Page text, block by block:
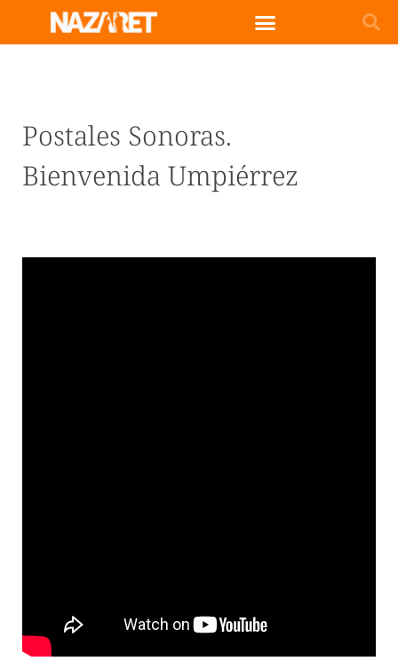
Postales Sonoras.
Bienvenida Umpiérrez